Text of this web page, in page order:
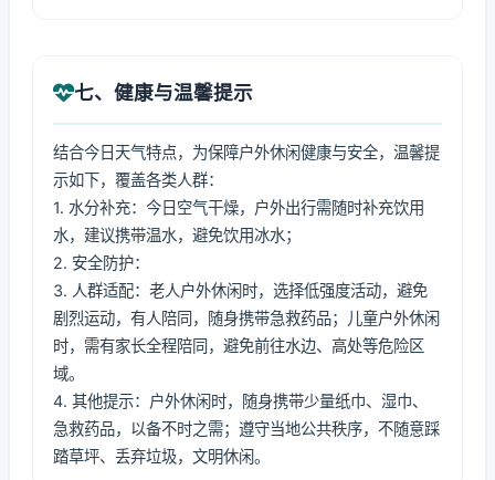
七、健康与温馨提示
结合今日天气特点，为保障户外休闲健康与安全，温馨提
示如下，覆盖各类人群：
1. 水分补充：今日空气干燥，户外出行需随时补充饮用
水，建议携带温水，避免饮用冰水；
2. 安全防护：
3. 人群适配：老人户外休闲时，选择低强度活动，避免
剧烈运动，有人陪同，随身携带急救药品；儿童户外休闲
时，需有家长全程陪同，避免前往水边、高处等危险区
域。
4. 其他提示：户外休闲时，随身携带少量纸巾、湿巾、
急救药品，以备不时之需；遵守当地公共秩序，不随意踩
踏草坪、丢弃垃圾，文明休闲。